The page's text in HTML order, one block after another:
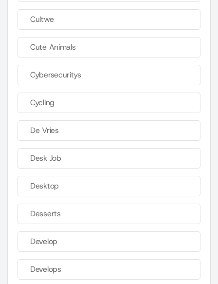
Cultwe
Cute Animals
Cybersecuritys
Cycling
De Vries
Desk Job
Desktop
Desserts
Develop
Develops